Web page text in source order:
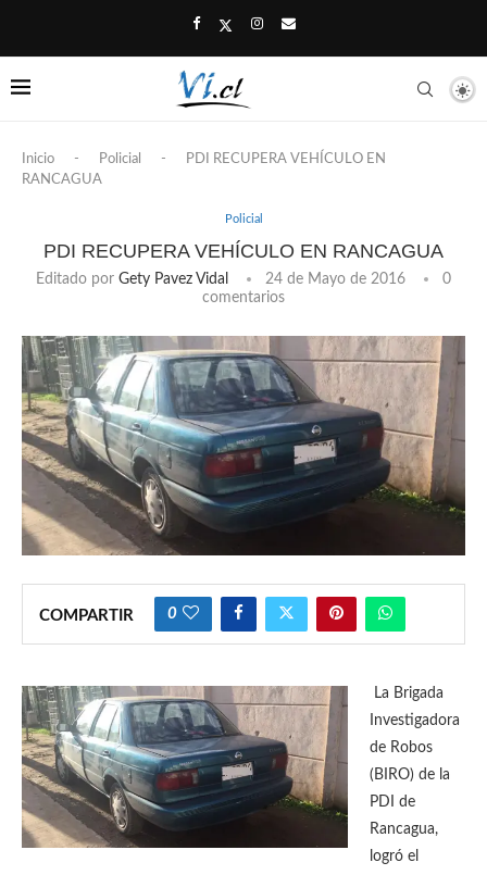
Inicio - Policial -
PDI RECUPERA VEHÍCULO EN
RANCAGUA
Policial
PDI RECUPERA VEHÍCULO EN RANCAGUA
Editado por Gety Pavez Vidal 24 de Mayo de 2016
0
comentarios
COMPARTIR 0
La Brigada
Investigadora
de Robos
(BIRO) de la
PDI de
Rancagua,
logró el